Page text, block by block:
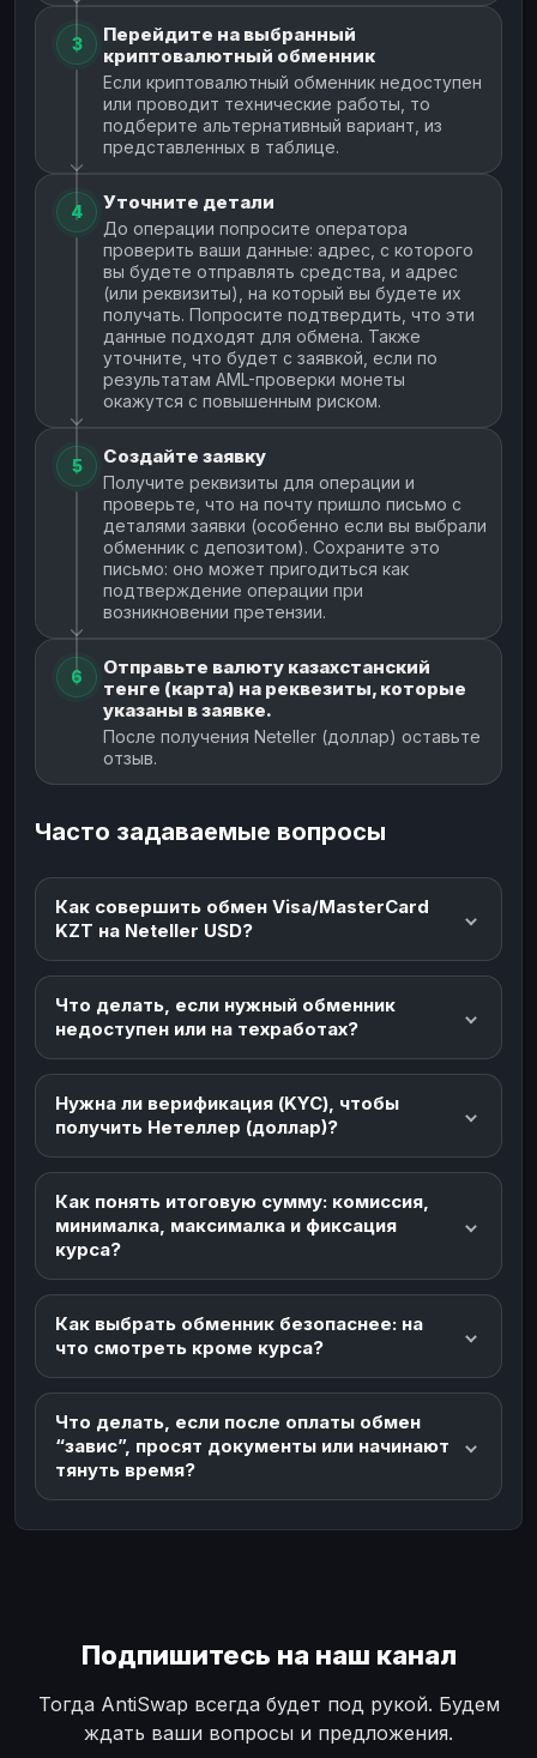
3
Перейдите на выбранный
криптовалютный обменник
Если криптовалютный обменник недоступен
или проводит технические работы, то
подберите альтернативный вариант, из
представленных в таблице.
4 Уточните детали
До операции попросите оператора
проверить ваши данные: адрес, с которого
вы будете отправлять средства, и адрес
(или реквизиты), на который вы будете их
получать. Попросите подтвердить, что эти
данные подходят для обмена. Также
уточните, что будет с заявкой, если по
результатам AML-проверки монеты
окажутся с повышенным риском.
5 Создайте заявку
Получите реквизиты для операции и
проверьте, что на почту пришло письмо с
деталями заявки (особенно если вы выбрали
обменник с депозитом). Сохраните это
письмо: оно может пригодиться как
подтверждение операции при
возникновении претензии.
6
Отправьте валюту казахстанский
тенге (карта) на реквезиты, которые
указаны в заявке.
После получения Neteller (доллар) оставьте
отзыв.
Часто задаваемые вопросы
Как совершить обмен Visa/MasterCard
KZT на Neteller USD?
Что делать, если нужный обменник
недоступен или на техработах?
Нужна ли верификация (KYC), чтобы
получить Нетеллер (доллар)?
Как понять итоговую сумму: комиссия,
минималка, максималка и фиксация
курса?
Как выбрать обменник безопаснее: на
что смотреть кроме курса?
Что делать, если после оплаты обмен
“завис”, просят документы или начинают
тянуть время?
Подпишитесь на наш канал
Тогда AntiSwap всегда будет под рукой. Будем
ждать ваши вопросы и предложения.